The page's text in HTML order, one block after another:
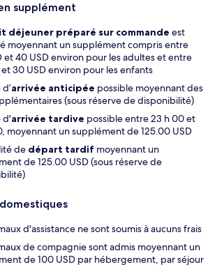
supplément
déjeuner préparé sur commande est
moyennant un supplément compris entre
et 40 USD environ pour les adultes et entre
et 30 USD environ pour les enfants
arrivée anticipée possible moyennant des
(sous réserve de disponibilité)
d'arrivée tardive possible entre 23 h 00 et
moyennant un supplément de 125.00 USD
de départ tardif moyennant un
de 125.00 USD (sous réserve de
d'assistance ne sont soumis à aucuns frais
de compagnie sont admis moyennant un
de 100 USD par hébergement, par séjour